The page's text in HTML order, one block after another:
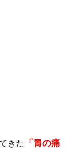
きた
「胃の痛